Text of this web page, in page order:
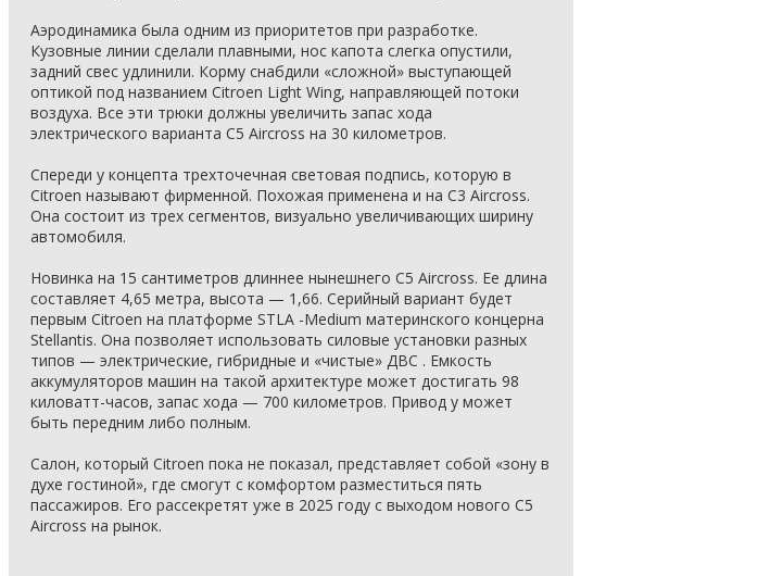
Аэродинамика была одним из приоритетов при разработке.
Кузовные линии сделали плавными, нос капота слегка опустили,
задний свес удлинили. Корму снабдили «сложной» выступающей
оптикой под названием Citroen Light Wing, направляющей потоки
воздуха. Все эти трюки должны увеличить запас хода
электрического варианта C5 Aircross на 30 километров.
Спереди у концепта трехточечная световая подпись, которую в
Citroen называют фирменной. Похожая применена и на C3 Aircross.
Она состоит из трех сегментов, визуально увеличивающих ширину
автомобиля.
Новинка на 15 сантиметров длиннее нынешнего C5 Aircross. Ее длина
составляет 4,65 метра, высота — 1,66. Серийный вариант будет
первым Citroen на платформе STLA -Medium материнского концерна
Stellantis. Она позволяет использовать силовые установки разных
типов — электрические, гибридные и «чистые» ДВС . Емкость
аккумуляторов машин на такой архитектуре может достигать 98
киловатт-часов, запас хода — 700 километров. Привод у может
быть передним либо полным.
Салон, который Citroen пока не показал, представляет собой «зону в
духе гостиной», где смогут с комфортом разместиться пять
пассажиров. Его рассекретят уже в 2025 году с выходом нового C5
Aircross на рынок.